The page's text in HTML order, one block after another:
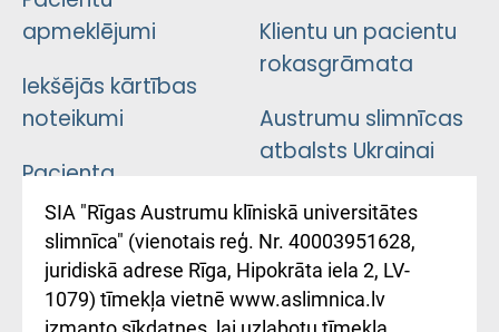
apmeklējumi
Iekšējās kārtības
noteikumi
Pacienta
atsauksmju/sūdzību
iesniegšanas
kārtība
Kā pie mums nokļūt
Klientu un pacientu
rokasgrāmata
Austrumu slimnīcas
atbalsts Ukrainai
Підтримка Східної
лікарні та співпраця з
Україною
SIA "Rīgas Austrumu klīniskā universitātes
slimnīca" (vienotais reģ. Nr. 40003951628,
juridiskā adrese Rīga, Hipokrāta iela 2, LV-
1079) tīmekļa vietnē www.aslimnica.lv